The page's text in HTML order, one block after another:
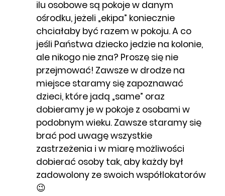
ilu osobowe są pokoje w danym
ośrodku, jeżeli „ekipa” koniecznie
chciałaby być razem w pokoju. A co
jeśli Państwa dziecko jedzie na kolonie,
ale nikogo nie zna? Proszę się nie
przejmować! Zawsze w drodze na
miejsce staramy się zapoznawać
dzieci, które jadą „same” oraz
dobieramy je w pokoje z osobami w
podobnym wieku. Zawsze staramy się
brać pod uwagę wszystkie
zastrzeżenia i w miarę możliwości
dobierać osoby tak, aby każdy był
zadowolony ze swoich współlokatorów
😉